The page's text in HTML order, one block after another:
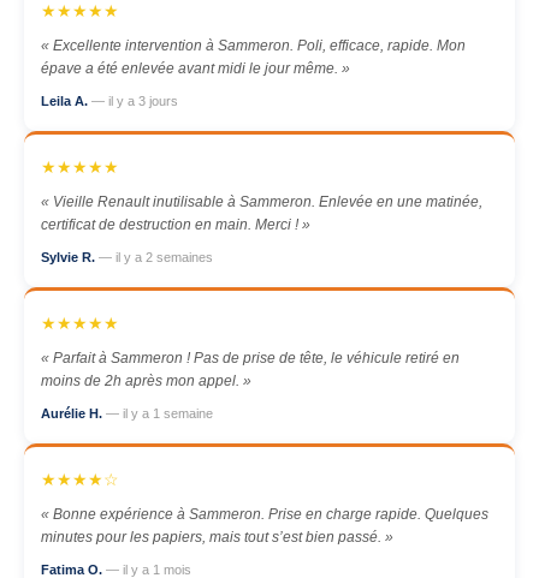
★★★★★
« Excellente intervention à Sammeron. Poli, efficace, rapide. Mon
épave a été enlevée avant midi le jour même. »
Leila A. — il y a 3 jours
★★★★★
« Vieille Renault inutilisable à Sammeron. Enlevée en une matinée,
certificat de destruction en main. Merci ! »
Sylvie R. — il y a 2 semaines
★★★★★
« Parfait à Sammeron ! Pas de prise de tête, le véhicule retiré en
moins de 2h après mon appel. »
Aurélie H. — il y a 1 semaine
★★★★☆
« Bonne expérience à Sammeron. Prise en charge rapide. Quelques
minutes pour les papiers, mais tout s’est bien passé. »
Fatima O. — il y a 1 mois